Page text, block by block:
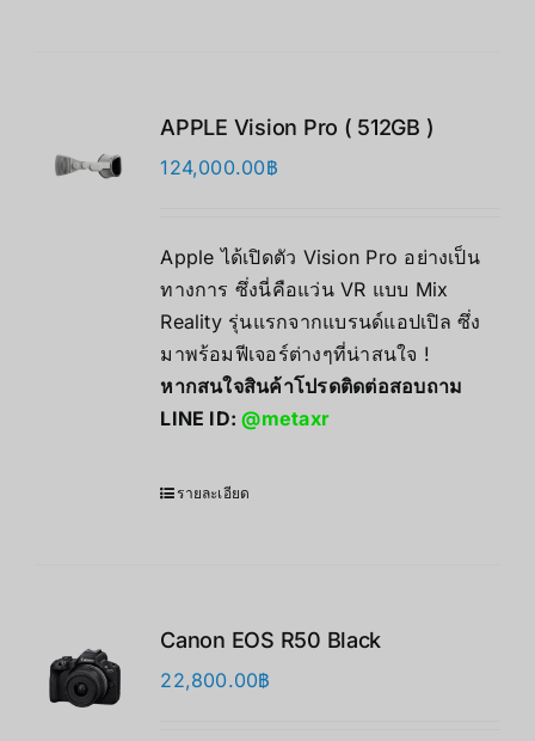
APPLE Vision Pro ( 512GB )
124,000.00฿
Apple ได้เปิดตัว Vision Pro อย่างเป็น
ทางการ ซึ่งนี่คือแว่น VR แบบ Mix
Reality รุ่นแรกจากแบรนด์แอปเปิล ซึ่ง
มาพร้อมฟีเจอร์ต่างๆที่น่าสนใจ !
หากสนใจสินค้าโปรดติดต่อสอบถาม
LINE ID:@metaxr
รายละเอียด
Canon EOS R50 Black
22,800.00฿